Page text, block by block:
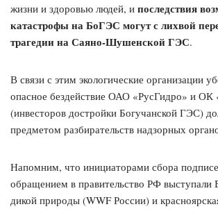
жизни и здоровью людей, и последствия
катастрофы на БоГЭС могут с лихвой
трагедии на Саяно-Шушенской ГЭС.
В связи с этим экологические организации
опасное бездействие ОАО «РусГидро» и ОК
(инвесторов достройки Богучанской ГЭС)
предметом разбирательств надзорных
Напомним, что инициаторами сбора
обращением в правительство РФ
дикой природы (WWF России) и